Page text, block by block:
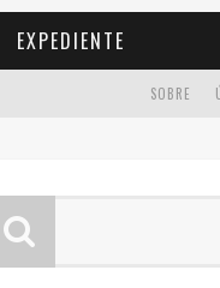
EXPEDIENTE
SOBRE